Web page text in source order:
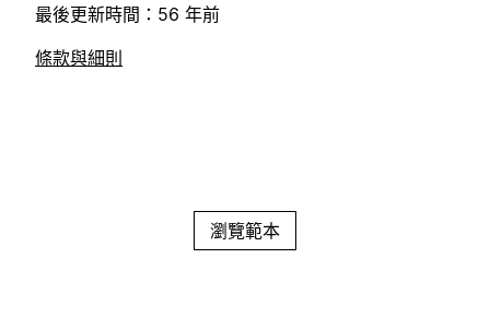
最後更新時間：56 年前
條款與細則
瀏覽範本